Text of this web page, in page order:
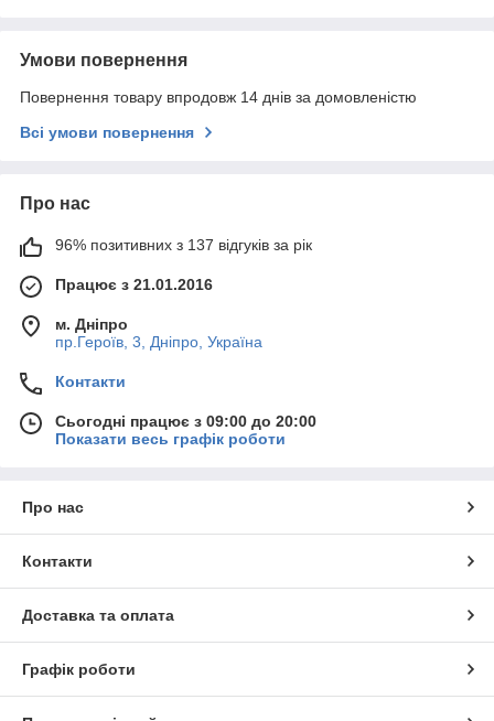
Умови повернення
Повернення товару впродовж 14 днів за домовленістю
Всі умови повернення
Про нас
96% позитивних з 137 відгуків за рік
Працює з 21.01.2016
м. Дніпро
пр.Героїв, 3, Дніпро, Україна
Контакти
Сьогодні працює з 09:00 до 20:00
Показати весь графік роботи
Про нас
Контакти
Доставка та оплата
Графік роботи